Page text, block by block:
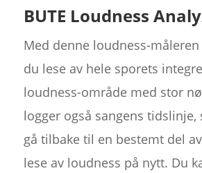
BUTE Loudness
Med denne loudness-måleren
du lese av hele sporets
loudness-område med stor
logger også sangens tidslinje,
gå tilbake til en bestemt del
lese av loudness på nytt. Du